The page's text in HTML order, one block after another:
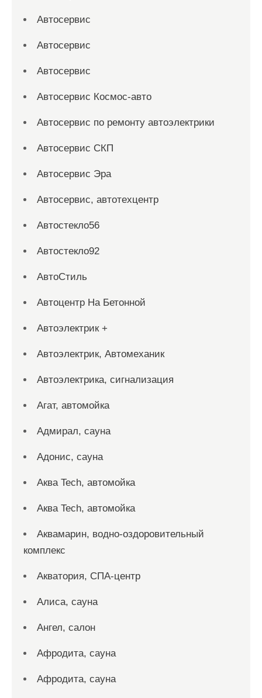
Автосервис
Автосервис
Автосервис
Автосервис Космос-авто
Автосервис по ремонту автоэлектрики
Автосервис СКП
Автосервис Эра
Автосервис, автотехцентр
Автостекло56
Автостекло92
АвтоСтиль
Автоцентр На Бетонной
Автоэлектрик +
Автоэлектрик, Автомеханик
Автоэлектрика, сигнализация
Агат, автомойка
Адмирал, сауна
Адонис, сауна
Аква Tech, автомойка
Аква Tech, автомойка
Аквамарин, водно-оздоровительный
комплекс
Акватория, СПА-центр
Алиса, сауна
Ангел, салон
Афродита, сауна
Афродита, сауна